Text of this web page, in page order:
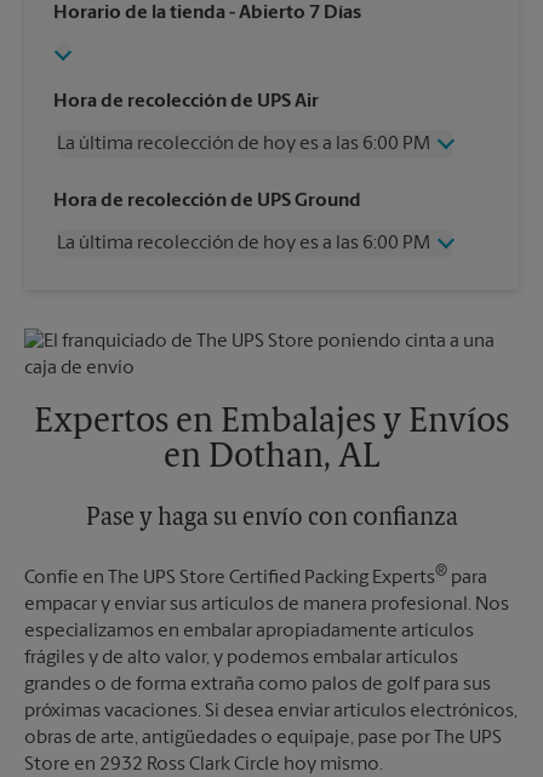
Horario de la tienda - Abierto 7 Días
Hora de recolección de UPS Air
La última recolección de hoy es a las 6:00 PM
Miércoles
6:00 PM
Viernes
6:00 PM
Martes
Hora de recolección de UPS Ground
La última recolección de hoy es a las 6:00 PM
Viernes
6:00 PM
Sábado
Lunes
6:00 PM
6:00 PM
Expertos en Embalajes y Envíos
en Dothan, AL
Pase y haga su envío con confianza
Confíe en The UPS Store Certified Packing Experts® para
empacar y enviar sus artículos de manera profesional. Nos
especializamos en embalar apropiadamente artículos
frágiles y de alto valor, y podemos embalar artículos
grandes o de forma extraña como palos de golf para sus
próximas vacaciones. Si desea enviar artículos electrónicos,
obras de arte, antigüedades o equipaje, pase por The UPS
Store en 2932 Ross Clark Circle hoy mismo.